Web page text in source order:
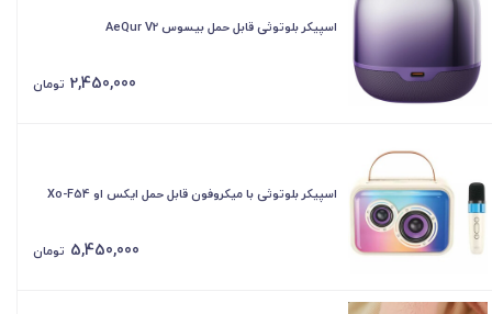
اسپیکر بلوتوثی قابل حمل بیسوس AeQur V2
2,450,000 تومان
اسپیکر بلوتوثی با میکروفون قابل حمل ایکس او Xo-F54
5,450,000 تومان